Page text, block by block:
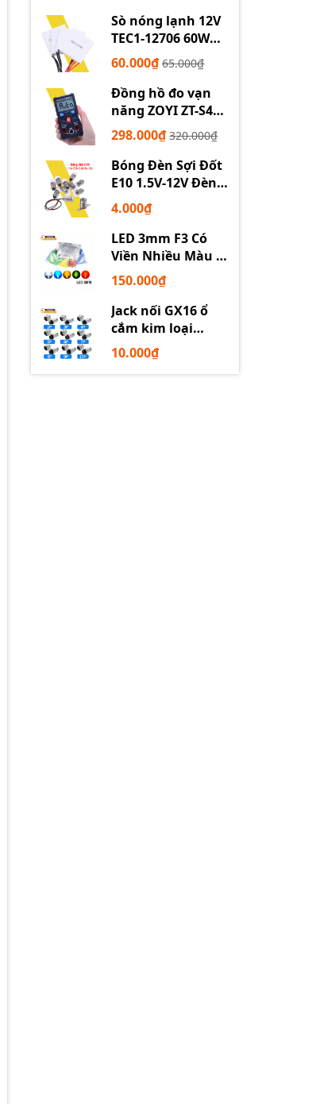
Sò nóng lạnh 12V
TEC1-12706 60W
12710 100W 12715
150W
60.000₫ 65.000₫
Đồng hồ đo vạn
năng ZOYI ZT-S4
tự động
298.000₫ 320.000₫
Bóng Đèn Sợi Đốt
E10 1.5V-12V Đèn
Thí Nghiệm STEM
4.000₫
LED 3mm F3 Có
Viền Nhiều Màu –
Trắng Đỏ Xanh
Dương Lục Vàng
150.000₫
Jack nối GX16 ổ
cắm kim loại
2/3/4/5/6P chuyên
dụng
10.000₫